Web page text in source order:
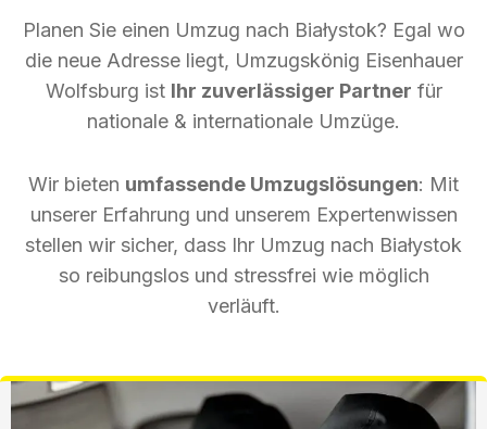
Planen Sie einen Umzug nach Białystok? Egal wo
die neue Adresse liegt, Umzugskönig Eisenhauer
Wolfsburg ist Ihr zuverlässiger Partner für
nationale & internationale Umzüge.
Wir bieten umfassende Umzugslösungen: Mit
unserer Erfahrung und unserem Expertenwissen
stellen wir sicher, dass Ihr Umzug nach Białystok
so reibungslos und stressfrei wie möglich
verläuft.